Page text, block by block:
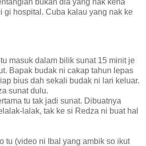
bukan dia yang nak kena
gi hospital. Cuba kalau yang nak ke
masuk dalam bilik sunat 15 minit je
Bapak budak ni cakap tahun lepas
bius dah sekali budak ni lari keluar.
sunat dulu.
tu tak jadi sunat. Dibuatnya
lalak, tak ke si Redza ni buat hal
tu (video ni Ibal yang ambik so ikut